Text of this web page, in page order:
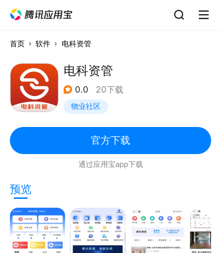
首页 软件 电科资管
电科资管
0.0 20下载
物业社区
官方下载
通过应用宝app下载
预览